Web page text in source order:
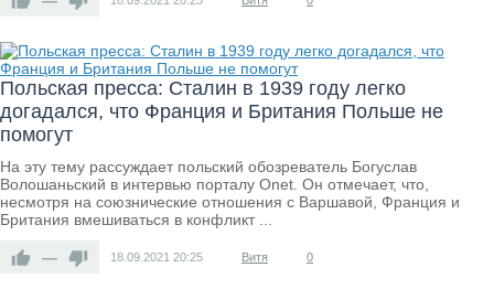
Польская пресса: Сталин в 1939 году легко
догадался, что Франция и Британия Польше не
помогут
На эту тему рассуждает польский обозреватель Богуслав
Волошаньский в интервью порталу Onet. Он отмечает, что,
несмотря на союзнические отношения с Варшавой, Франция и
Британия вмешиваться в конфликт ...
— 18.09.2021 20:25 Витя 0